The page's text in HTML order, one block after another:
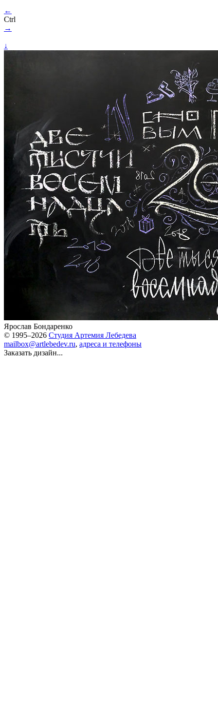
←
Ctrl
→
↓
Ярослав Бондаренко
© 1995–2026 Студия Артемия Лебедева
mailbox@artlebedev.ru, адреса и телефоны
Заказать дизайн...